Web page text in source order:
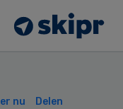
nu Delen